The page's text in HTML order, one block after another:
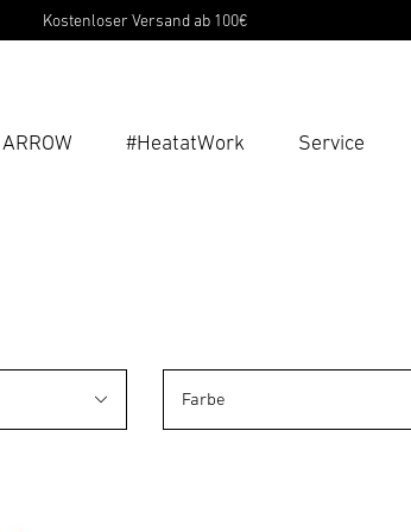
Kostenloser Versand ab 100€
ARROW #HeatatWork Service
Farbe